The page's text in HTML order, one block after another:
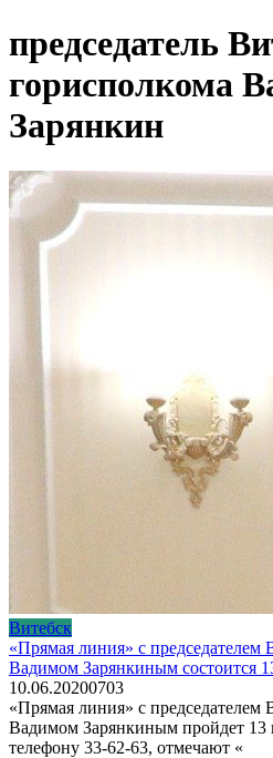
председатель
горисполкома
Зарянкин
Витебск
«Прямая линия» с председателем
Вадимом Зарянкиным состоится
10.06.20200703
«Прямая линия» с председателем
Вадимом Зарянкиным пройдет 13
телефону 33­-62­-63, отмечают «